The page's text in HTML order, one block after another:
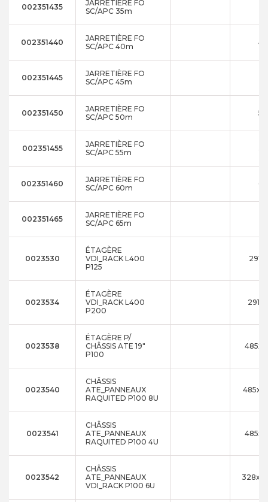
002351435
JARRETIÈRE FO
SC/APC 35m
002351440
JARRETIÈRE FO
SC/APC 40m
002351445
JARRETIÈRE FO
SC/APC 45m
002351450
JARRETIÈRE FO
SC/APC 50m
002351455
JARRETIÈRE FO
SC/APC 55m
002351460
JARRETIÈRE FO
SC/APC 60m
002351465
JARRETIÈRE FO
SC/APC 65m
0023530
ÉTAGÈRE
VDI_RACK L400
P125
0023534
ÉTAGÈRE
VDI_RACK L400
P200
0023538
ÉTAGÈRE P/
CHÂSSIS ATE 19"
P100
0023540
CHÂSSIS
ATE_PANNEAUX
RAQUITED P100 8U
0023541
CHÂSSIS
ATE_PANNEAUX
RAQUITED P100 4U
0023542
CHÂSSIS
ATE_PANNEAUX
VDI_RACK P100 6U